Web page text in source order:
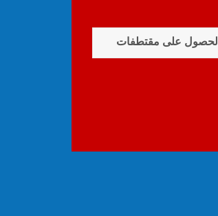
الحصول على مقتطفات